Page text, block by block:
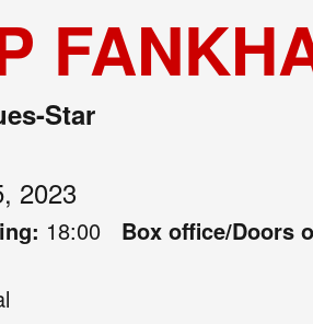
Star
2023
18:00 Box office/Doors